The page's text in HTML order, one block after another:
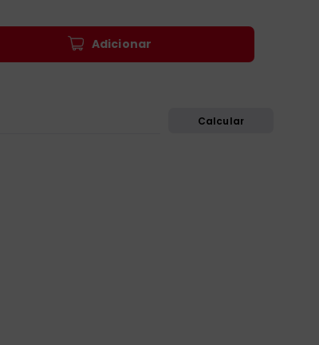
Adicionar